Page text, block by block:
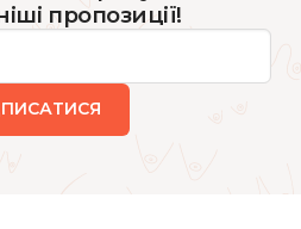
пропозиції!